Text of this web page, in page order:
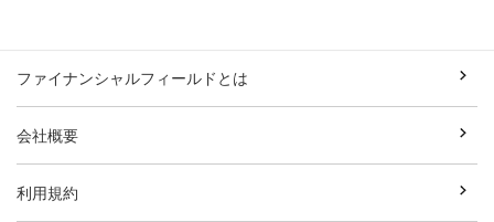
ファイナンシャルフィールドとは
会社概要
利用規約